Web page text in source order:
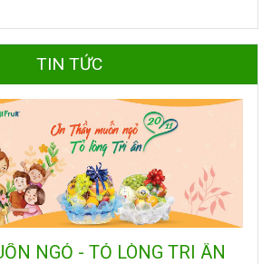
TIN TỨC
NGỎ - TỎ LÒNG TRI ÂN